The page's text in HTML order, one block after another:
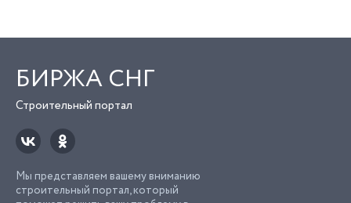
БИРЖА СНГ
Строительный портал
Мы представляем вашему вниманию
строительный портал, который